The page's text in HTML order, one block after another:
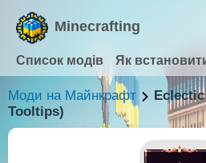
Minecrafting
Список модів Як
Моди на Майнкрафт
Tooltips)